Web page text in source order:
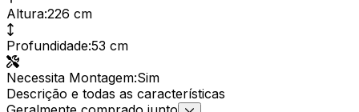
Altura:226 cm
Profundidade:53 cm
Necessita Montagem:Sim
Descrição e todas as características